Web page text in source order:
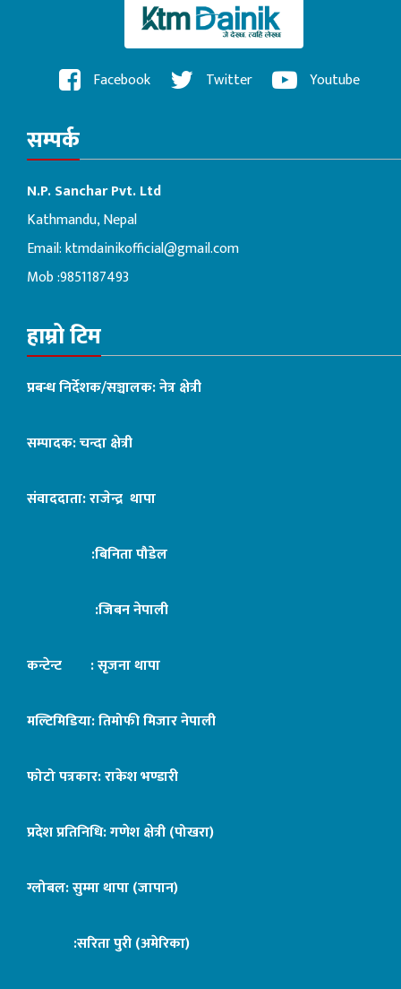
Facebook Twitter Youtube
सम्पर्क
N.P. Sanchar Pvt. Ltd
Kathmandu, Nepal
Email:ktmdainikofficial@gmail.com
Mob :9851187493
हाम्रो टिम
प्रबन्ध निर्देशक/सञ्चालक: नेत्र क्षेत्री
सम्पादक: चन्दा क्षेत्री
संवाददाता: राजेन्द्र थापा
:बिनिता पौडेल
:जिबन नेपाली
कन्टेन्ट : सृजना थापा
मल्टिमिडिया: तिमोफी मिजार नेपाली
फोटो पत्रकार: राकेश भण्डारी
प्रदेश प्रतिनिधि: गणेश क्षेत्री (पोखरा)
ग्लोबल: सुम्मा थापा (जापान)
:सरिता पुरी (अमेरिका)